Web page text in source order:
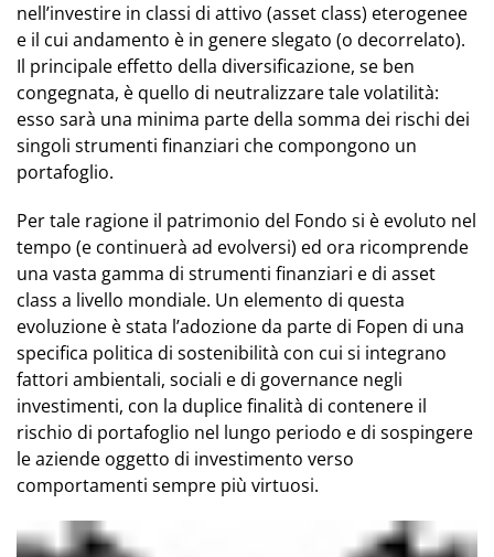
nell’investire in classi di attivo (asset class) eterogenee
e il cui andamento è in genere slegato (o decorrelato).
Il principale effetto della diversificazione, se ben
congegnata, è quello di neutralizzare tale volatilità:
esso sarà una minima parte della somma dei rischi dei
singoli strumenti finanziari che compongono un
portafoglio.
Per tale ragione il patrimonio del Fondo si è evoluto nel
tempo (e continuerà ad evolversi) ed ora ricomprende
una vasta gamma di strumenti finanziari e di asset
class a livello mondiale. Un elemento di questa
evoluzione è stata l’adozione da parte di Fopen di una
specifica politica di sostenibilità con cui si integrano
fattori ambientali, sociali e di governance negli
investimenti, con la duplice finalità di contenere il
rischio di portafoglio nel lungo periodo e di sospingere
le aziende oggetto di investimento verso
comportamenti sempre più virtuosi.